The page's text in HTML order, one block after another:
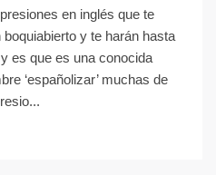
en inglés que te
boquiabierto y te harán hasta
es que es una conocida
‘españolizar’ muchas de